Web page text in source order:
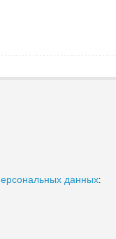
данных: